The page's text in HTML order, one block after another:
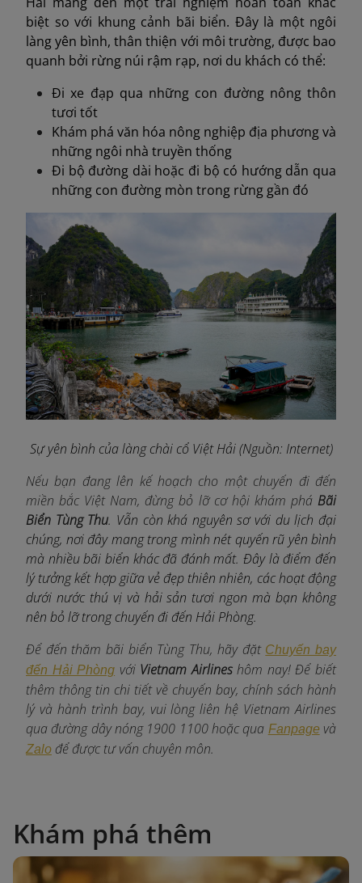
biệt so với khung cảnh bãi biển. Đây là một ngôi
làng yên bình, thân thiện với môi trường, được bao
quanh bởi rừng núi rậm rạp, nơi du khách có thể:
Đi xe đạp qua những con đường nông thôn
tươi tốt
Khám phá văn hóa nông nghiệp địa phương và
những ngôi nhà truyền thống
Đi bộ đường dài hoặc đi bộ có hướng dẫn qua
những con đường mòn trong rừng gần đó
Sự yên bình của làng chài cổ Việt Hải (Nguồn: Internet)
Nếu bạn đang lên kế hoạch cho một chuyến đi đến
miền bắc Việt Nam, đừng bỏ lỡ cơ hội khám pháBãi
Biển Tùng Thu. Vẫn còn khá nguyên sơ với du lịch đại
chúng, nơi đây mang trong mình nét quyến rũ yên bình
mà nhiều bãi biển khác đã đánh mất. Đây là điểm đến
lý tưởng kết hợp giữa vẻ đẹp thiên nhiên, các hoạt động
dưới nước thú vị và hải sản tươi ngon mà bạn không
nên bỏ lỡ trong chuyến đi đến Hải Phòng.
Để đến thăm bãi biển Tùng Thu, hãy đặt Chuyến bay
đến Hải Phòng với Vietnam Airlineshôm nay! Để biết
thêm thông tin chi tiết về chuyến bay, chính sách hành
lý và hành trình bay, vui lòng liên hệ Vietnam Airlines
qua đường dây nóng 1900 1100 hoặc qua Fanpagevà
Zalo để được tư vấn chuyên môn.
Khám phá thêm